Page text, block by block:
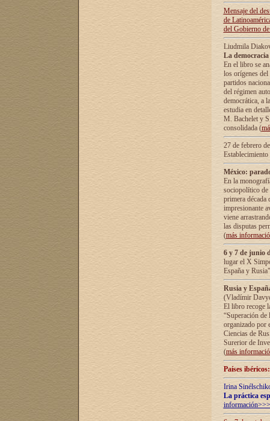
Mensaje del
de
del Gobierno
Liudmila
La
En el libro se
los orígenes
partidos
del régimen
democrática, а
estudia en
М. Bachelet у
consolidada (
27 de febrero
México:
En la
sociopolítico de
primera década
impresionante
viene
las disputas
(más
6 y 7 de junio
lugar el X
España y
Rusia y
(Vladímir
El libro recoge
“Superación
organizado por
Ciencias de
Surerior de
(más
Países
Irina
La práctica
información>>>